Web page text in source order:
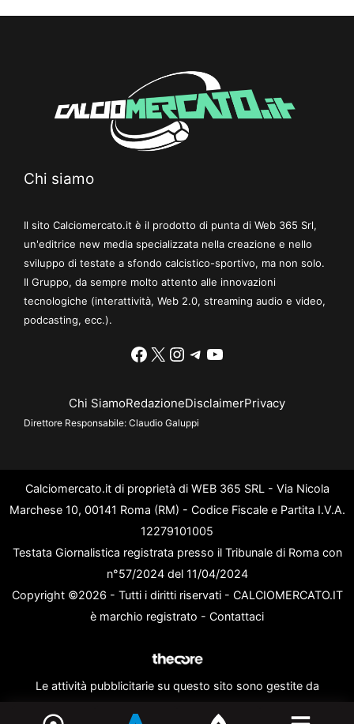
Chi siamo
Il sito Calciomercato.it è il prodotto di punta di Web 365 Srl,
un'editrice new media specializzata nella creazione e nello
sviluppo di testate a sfondo calcistico-sportivo, ma non solo.
Il Gruppo, da sempre molto attento alle innovazioni
tecnologiche (interattività, Web 2.0, streaming audio e video,
podcasting, ecc.).
Facebook
X Instagram
Telegram
YouTube
Chi SiamoRedazioneDisclaimerPrivacy
Direttore Responsabile: Claudio Galuppi
Calciomercato.it di proprietà di WEB 365 SRL - Via Nicola
Marchese 10, 00141 Roma (RM) - Codice Fiscale e Partita I.V.A.
12279101005
Testata Giornalistica registrata presso il Tribunale di Roma con
n°57/2024 del 11/04/2024
Copyright ©2026 - Tutti i diritti riservati - CALCIOMERCATO.IT
è marchio registrato - Contattaci
Le attività pubblicitarie su questo sito sono gestite da